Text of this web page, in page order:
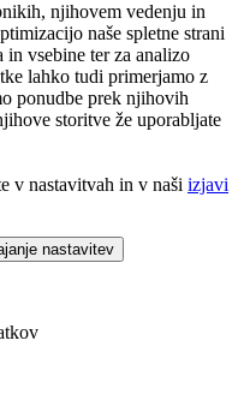
njihovem vedenju in
naše spletne strani
in vsebine ter za analizo
lahko tudi primerjamo z
ponudbe prek njihovih
storitve že uporabljate
v nastavitvah in v naši izjavi
nastavitev